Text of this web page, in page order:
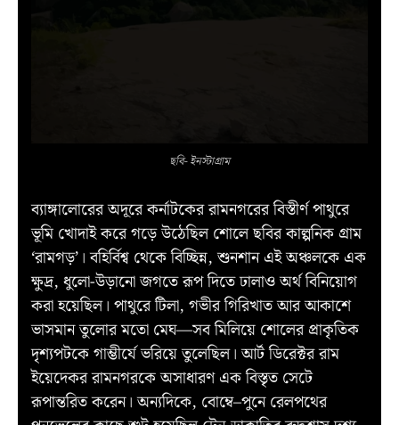
ছবি- ইনস্টাগ্রাম
ব্যাঙ্গালোরের অদূরে কর্নাটকের রামনগরের বিস্তীর্ণ পাথুরে
ভূমি খোদাই করে গড়ে উঠেছিল শোলে ছবির কাল্পনিক গ্রাম
‘রামগড়’। বহির্বিশ্ব থেকে বিচ্ছিন্ন, শুনশান এই অঞ্চলকে এক
ক্ষুদ্র, ধুলো-উড়ানো জগতে রূপ দিতে ঢালাও অর্থ বিনিয়োগ
করা হয়েছিল। পাথুরে টিলা, গভীর গিরিখাত আর আকাশে
ভাসমান তুলোর মতো মেঘ—সব মিলিয়ে শোলের প্রাকৃতিক
দৃশ্যপটকে গাম্ভীর্যে ভরিয়ে তুলেছিল। আর্ট ডিরেক্টর রাম
ইয়েদেকর রামনগরকে অসাধারণ এক বিস্তৃত সেটে
রূপান্তরিত করেন। অন্যদিকে, বোম্বে–পুনে রেলপথের